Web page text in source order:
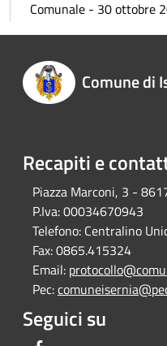
Comunale - 30 ottobre
Comune di
Recapiti e
Piazza Marconi, 3 -
P.Iva:00034670943
Telefono: Centralino
Fax:0865.415324
Email:
Pec:
Seguici su